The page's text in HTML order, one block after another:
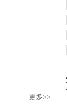
更多>>